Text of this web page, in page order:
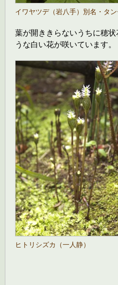
イワヤツデ（岩八手）別名・タン
葉が開ききらないうちに穂
うな白い花が咲いています。
ヒトリシズカ（一人静）